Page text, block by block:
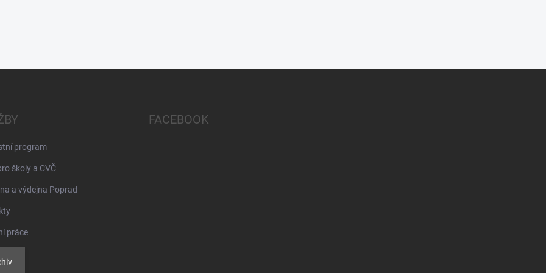
program
školy a CVČ
a výdejna Poprad
práce
FACEBOOK